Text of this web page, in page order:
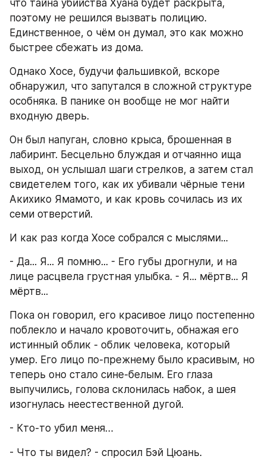
что тайна убийства Хуана будет раскрыта,
поэтому не решился вызвать полицию.
Единственное, о чём он думал, это как можно
быстрее сбежать из дома.
Однако Хосе, будучи фальшивкой, вскоре
обнаружил, что запутался в сложной структуре
особняка. В панике он вообще не мог найти
входную дверь.
Он был напуган, словно крыса, брошенная в
лабиринт. Бесцельно блуждая и отчаянно ища
выход, он услышал шаги стрелков, а затем стал
свидетелем того, как их убивали чёрные тени
Акихико Ямамото, и как кровь сочилась из их
семи отверстий.
И как раз когда Хосе собрался с мыслями...
- Да... Я... Я помню... - Его губы дрогнули, и на
лице расцвела грустная улыбка. - Я... мёртв... Я
мёртв...
Пока он говорил, его красивое лицо постепенно
поблекло и начало кровоточить, обнажая его
истинный облик - облик человека, который
умер. Его лицо по-прежнему было красивым, но
теперь оно стало сине-белым. Его глаза
выпучились, голова склонилась набок, а шея
изогнулась неестественной дугой.
- Кто-то убил меня…
- Что ты видел? - спросил Бэй Цюань.